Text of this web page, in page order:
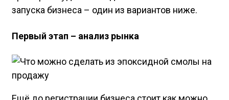
запуска бизнеса – один из вариантов ниже.
Первый этап – анализ рынка